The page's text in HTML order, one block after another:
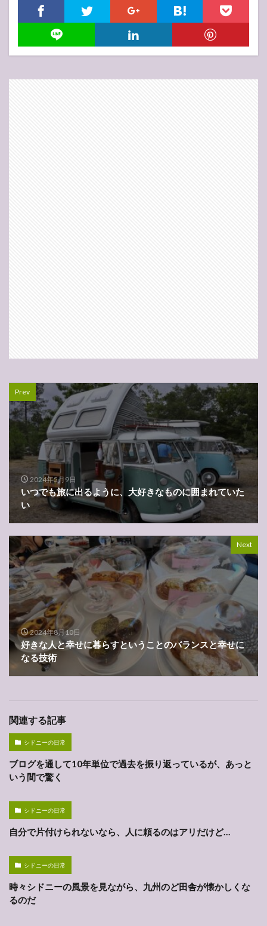
Prev
2024年5月9日
いつでも旅に出るように、大好きなものに囲まれていた
い
Next
2024年8月10日
好きな人と幸せに暮らすということのバランスと幸せに
なる技術
関連する記事
シドニーの日常
ブログを通して10年単位で過去を振り返っているが、あっと
いう間で驚く
シドニーの日常
自分で片付けられないなら、人に頼るのはアリだけど…
シドニーの日常
時々シドニーの風景を見ながら、九州のど田舎が懐かしくな
るのだ